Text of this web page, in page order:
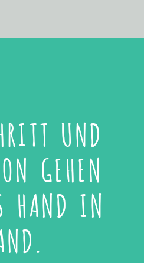
UND
GEHEN
HAND IN